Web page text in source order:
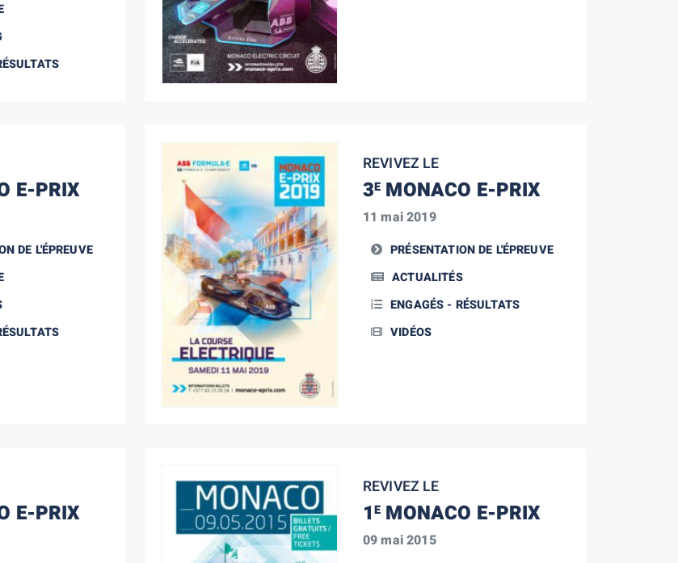
E-PRIX
DE L'ÉPREUVE
REVIVEZ LE
3E MONACO E-PRIX
11 mai 2019
PRÉSENTATION DE L'ÉPREUVE
ACTUALITÉS
ENGAGÉS - RÉSULTATS
VIDÉOS
E-PRIX
REVIVEZ LE
1E MONACO E-PRIX
09 mai 2015